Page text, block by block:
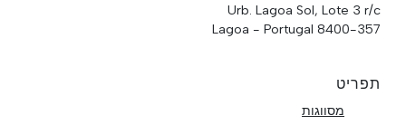
Urb. Lagoa Sol, Lote 3 r/c
8400-357 Lagoa - Portugal
תפריט
מסווגות